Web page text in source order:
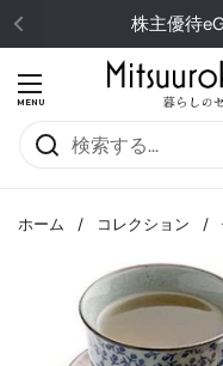
コンテンツへスキップ
株主優待
メニューを開く
MENU
ホーム / コレクション /